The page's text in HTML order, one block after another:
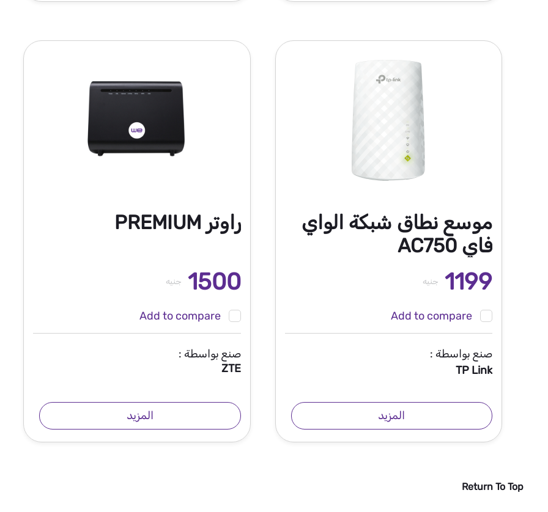
موسع نطاق شبكة الواي
فاي AC750
1199 جنيه
Add to compare
صنع بواسطة :
TP Link
المزيد
راوتر PREMIUM
1500 جنيه
Add to compare
صنع بواسطة :
ZTE
المزيد
Return To Top